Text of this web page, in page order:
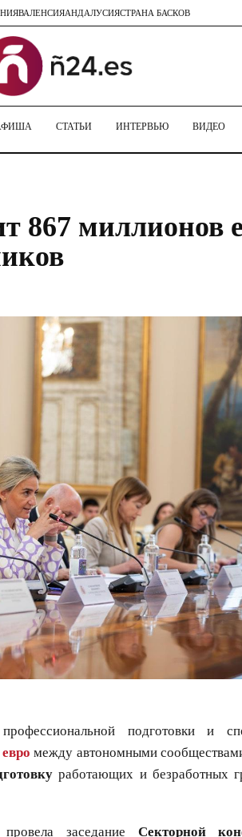
ВАЛЕНСИЯАНДАЛУСИЯСТРАНА БАСКОВ
СТАТЬИ ИНТЕРВЬЮ ВИДЕО
867 миллионов
подготовки и
между автономными
работающих и безработных
провела заседание Секторной